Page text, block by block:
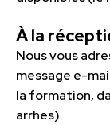
À la
Nous vous
message e-
la formation,
arrhes).